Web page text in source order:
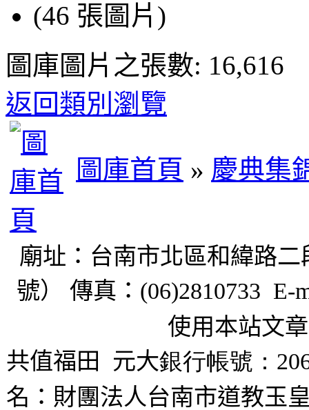
(46 張圖片)
圖庫圖片之張數: 16,616
返回類別瀏覽
圖庫首頁 » 慶典集
廟址：台南市北區和緯路二
號） 傳真： (06)2810733 E-
使用本站文
共值福田
元大銀行帳號：
名：財團法人台南市道教玉